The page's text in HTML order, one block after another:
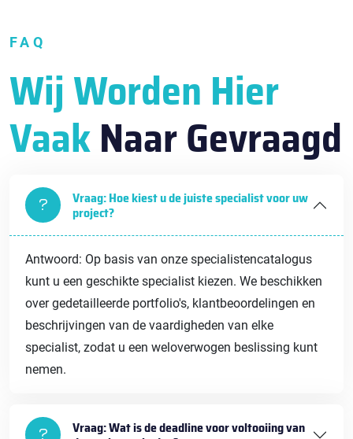
FAQ
Wij Worden Hier
VaakNaar Gevraagd
Vraag: Hoe kiest u de juiste specialist voor uw
project?
Antwoord: Op basis van onze specialistencatalogus
kunt u een geschikte specialist kiezen. We beschikken
over gedetailleerde portfolio's, klantbeoordelingen en
beschrijvingen van de vaardigheden van elke
specialist, zodat u een weloverwogen beslissing kunt
nemen.
Vraag: Wat is de deadline voor voltooiing van